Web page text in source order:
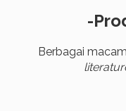
-
Berbagai